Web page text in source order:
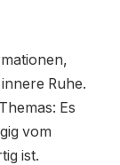
Ruhe.
Es
vom
ist.